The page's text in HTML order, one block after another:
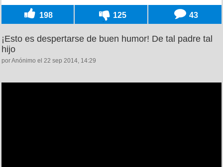
198 125 43
¡Esto es despertarse de buen humor! De tal padre tal
hijo
por Anónimo el 22 sep 2014, 14:29